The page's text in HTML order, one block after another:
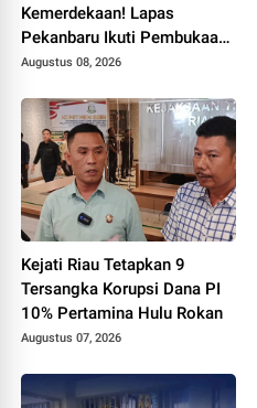
Kemerdekaan! Lapas
Pekanbaru Ikuti Pembukaan
Pekan Olahraga Ditjenpas
Augustus 08, 2026
Kejati Riau Tetapkan 9
Tersangka Korupsi Dana PI
10% Pertamina Hulu Rokan
Augustus 07, 2026